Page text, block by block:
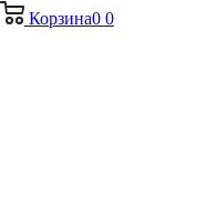
Корзина0 0